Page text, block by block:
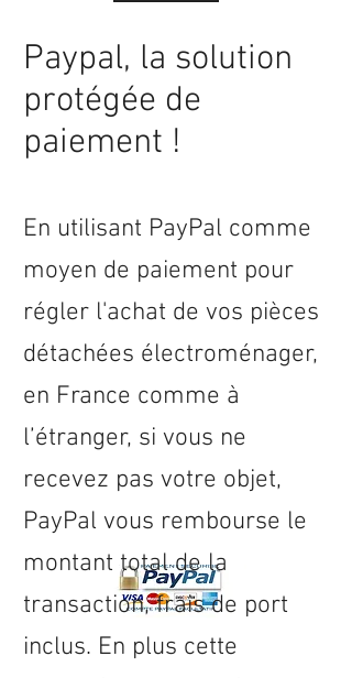
Paypal, la solution
protégée de
paiement !
En utilisant PayPal comme
moyen de paiement pour
régler l'achat de vos pièces
détachées électroménager,
en France comme à
l’étranger, si vous ne
recevez pas votre objet,
PayPal vous rembourse le
montant total de la
transaction, frais de port
inclus. En plus cette